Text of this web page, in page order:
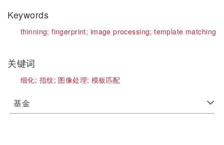
Keywords
thinning;fingerprint; image processing;template matching
关键词
细化; 指纹; 图像处理; 模板匹配
基金